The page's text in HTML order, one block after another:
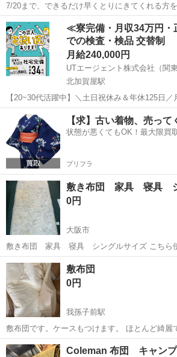
7/20まで、できるだけ早くとりにきてくれる方
ます。 よろしくおねがいします。
大阪 大阪市 近鉄日本橋駅 寝具
≪寮完備・月収34万円
での検査・検品 交替制
月給240,000円
UTエージェント株式会社（関東
北加賀屋駅
【20~30代活躍中】＼土日祝休み＆年休125日
万円インセンティブあり！金属部品の仕上げ・
《JFKP1C》 詳細情報 ＼金属製品のバリ取り・加工・検査／ 大手産業
機械メーカーでのお仕...
大阪 北加賀屋駅 その他
【求】古い着物、売って
状態が悪くてもOK！最大限買
プリフラ
敷き布団 家具 寝具
0円
大阪市
敷き布団 家具 寝具 シングルサイズ こちら使用感 シミ汚れなど
あります 破れなどはないのでカバーなど掛けれ
大阪 大阪市 寝具
敷布団
0円
我孫子前駅
敷布団です。ケースもつけます。 ほとんど綺麗ですが少しシミがある
箇所があります。
大阪 大阪市 我孫子前駅 寝具
Coleman 布団 キャン